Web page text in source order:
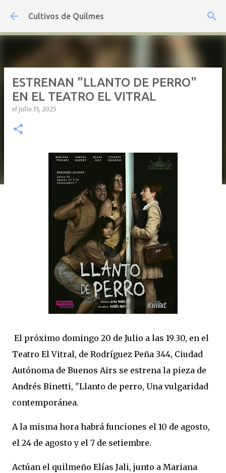
Ir al contenido principal
Cultivos de Quilmes
ESTRENAN "LLANTO DE PERRO"
EN EL TEATRO EL VITRAL
el julio 15, 2025
El próximo domingo 20 de Julio a las 19.30, en el
Teatro El Vitral, de Rodríguez Peña 344, Ciudad
Autónoma de Buenos Airs se estrena la pieza de
Andrés Binetti, "Llanto de perro, Una vulgaridad
contemporánea.
A la misma hora habrá funciones el 10 de agosto,
el 24 de agosto y el 7 de setiembre.
Actúan el quilmeño Elías Jali, junto a Mariana